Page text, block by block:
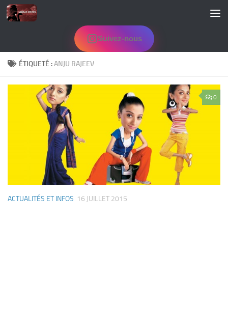
Skip to content
Suivez-nous
ÉTIQUETÉ :ANJU RAJEEV
0
ACTUALITÉS ET INFOS 16 JUILLET 2015